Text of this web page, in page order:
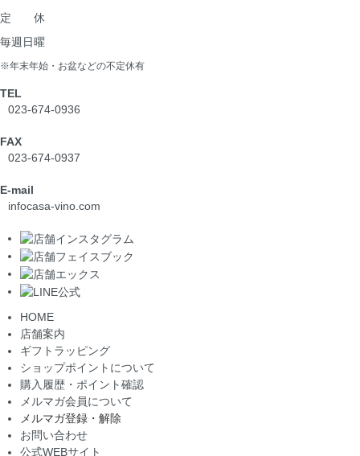
定 休
毎週日曜
※年末年始・お盆などの不定休有
TEL
023-674-0936
FAX
023-674-0937
E-mail
infocasa-vino.com
HOME
店舗案内
ギフトラッピング
ショップポイントについて
購入履歴・ポイント確認
メルマガ会員について
メルマガ登録・解除
お問い合わせ
公式WEBサイト